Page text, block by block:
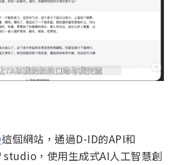
這個網站，通過D-ID的API和
，使用生成式AI人工智慧創